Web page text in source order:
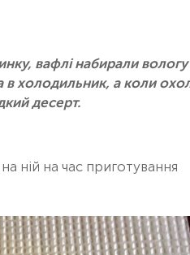
вафлі набирали вологу
в холодильник, а коли
десерт.
ній на час приготування